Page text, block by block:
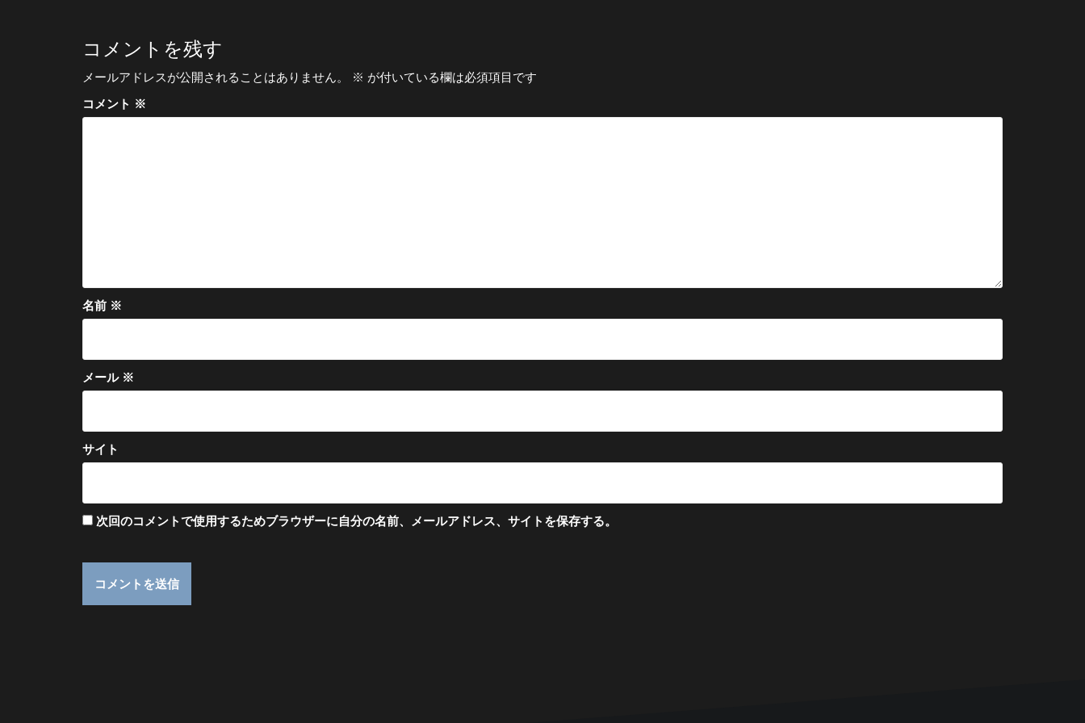
ビ
ゲ
ー
シ
コメントを残す
メールアドレスが公開されることはありません。 ※ が付いている欄は必須項目です
コメント ※
名前 ※
メール ※
サイト
次回のコメントで使用するためブラウザーに自分の名前、メールアドレス、サイトを保存する。